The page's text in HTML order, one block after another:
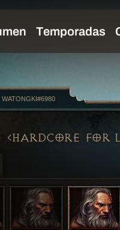
HARDCORE FOR
WATONGKI#6980